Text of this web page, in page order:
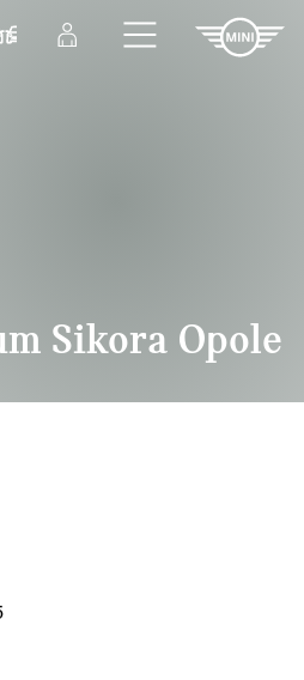
Porównaj Zaloguj się
Sikora Opole